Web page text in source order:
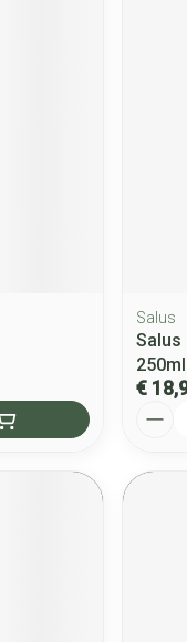
Salus
Salus
250ml
€